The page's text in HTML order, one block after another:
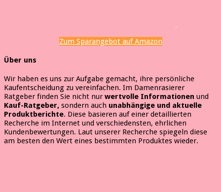
.
Zum Sparangebot auf Amazon
Über uns
Wir haben es uns zur Aufgabe gemacht, ihre persönliche
Kaufentscheidung zu vereinfachen. Im Damenrasierer
Ratgeber finden Sie nicht nurwertvolle Informationen und
Kauf-Ratgeber, sondern auch unabhängige und aktuelle
Produktberichte. Diese basieren auf einer detaillierten
Recherche im Internet und verschiedensten, ehrlichen
Kundenbewertungen. Laut unserer Recherche spiegeln diese
am besten den Wert eines bestimmten Produktes wieder.